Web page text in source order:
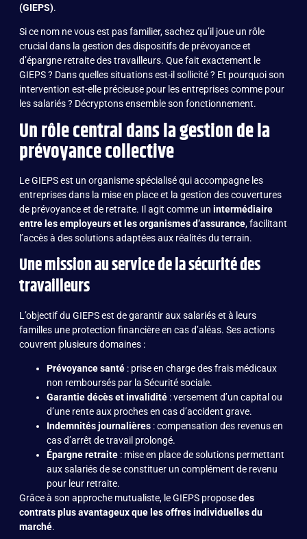
(GIEPS).
Si ce nom ne vous est pas familier, sachez qu’il joue un rôle
crucial dans la gestion des dispositifs de prévoyance et
d’épargne retraite des travailleurs. Que fait exactement le
GIEPS ? Dans quelles situations est-il sollicité ? Et pourquoi son
intervention est-elle précieuse pour les entreprises comme pour
les salariés ? Décryptons ensemble son fonctionnement.
Un rôle central dans la gestion de la
prévoyance collective
Le GIEPS est un organisme spécialisé qui accompagne les
entreprises dans la mise en place et la gestion des couvertures
de prévoyance et de retraite. Il agit comme un intermédiaire
entre les employeurs et les organismes d’assurance, facilitant
l’accès à des solutions adaptées aux réalités du terrain.
Une mission au service de la sécurité des
travailleurs
L’objectif du GIEPS est de garantir aux salariés et à leurs
familles une protection financière en cas d’aléas. Ses actions
couvrent plusieurs domaines :
Prévoyance santé : prise en charge des frais médicaux
non remboursés par la Sécurité sociale.
Garantie décès et invalidité : versement d’un capital ou
d’une rente aux proches en cas d’accident grave.
Indemnités journalières : compensation des revenus en
cas d’arrêt de travail prolongé.
Épargne retraite : mise en place de solutions permettant
aux salariés de se constituer un complément de revenu
pour leur retraite.
Grâce à son approche mutualiste, le GIEPS proposedes
contrats plus avantageux que les offres individuelles du
marché.